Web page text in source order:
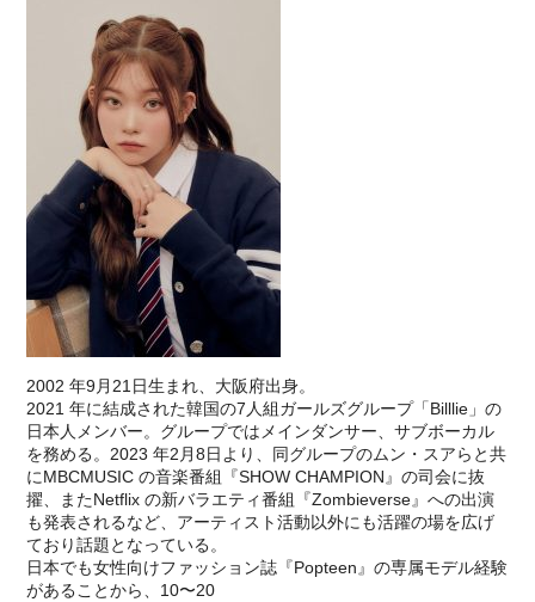
2002 年9⽉21⽇⽣まれ、⼤阪府出⾝。
2021 年に結成された韓国の7⼈組ガールズグループ「Billlie」の
⽇本⼈メンバー。グループではメインダンサー、サブボーカル
を務める。2023 年2⽉8⽇より、同グループのムン・スアらと共
にMBCMUSIC の⾳楽番組『SHOW CHAMPION』の司会に抜
擢、またNetflix の新バラエティ番組『Zombieverse』への出演
も発表されるなど、アーティスト活動以外にも活躍の場を広げ
ており話題となっている。
⽇本でも⼥性向けファッション誌『Popteen』の専属モデル経験
があることから、10〜20